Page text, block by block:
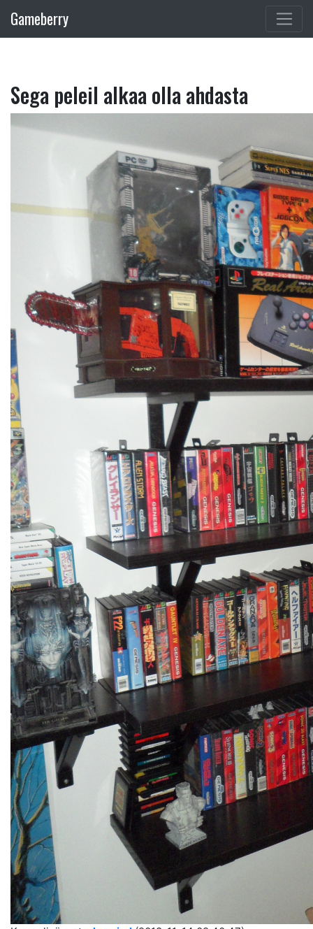
Gameberry
Sega peleil alkaa olla ahdasta